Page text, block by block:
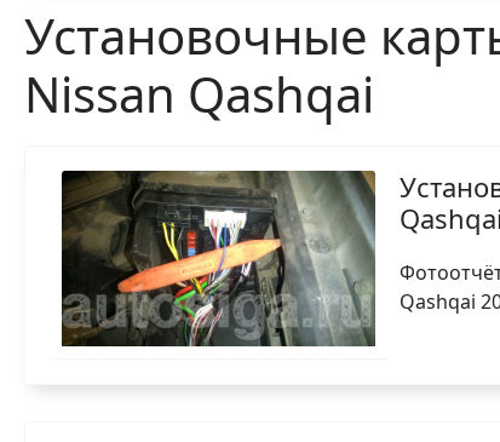
Установочные
Nissan Qashqai
Qashqai